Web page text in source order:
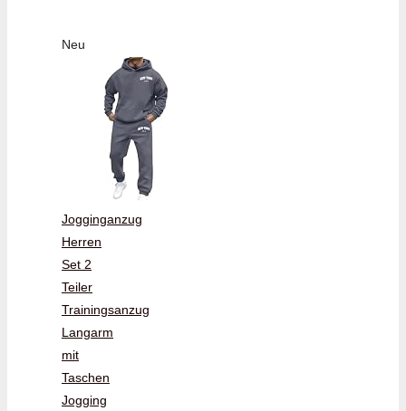
Neu
Jogginganzug
Herren
Set 2
Teiler
Trainingsanzug
Langarm
mit
Taschen
Jogging